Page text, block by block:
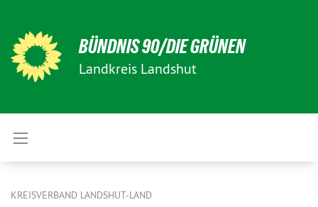
BÜNDNIS 90/DIE GRÜNEN
Landkreis Landshut
KREISVERBAND LANDSHUT-LAND